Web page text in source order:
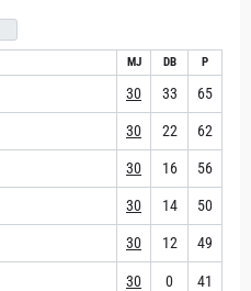
MJ DB P
30 33 65
30 22 62
30 16 56
30 14 50
30 12 49
30 0 41